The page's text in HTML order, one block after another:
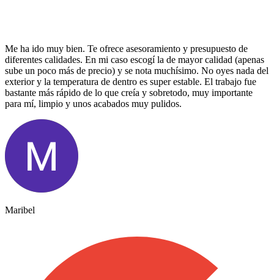
Me ha ido muy bien. Te ofrece asesoramiento y presupuesto de
diferentes calidades. En mi caso escogí la de mayor calidad (apenas
sube un poco más de precio) y se nota muchísimo. No oyes nada del
exterior y la temperatura de dentro es super estable. El trabajo fue
bastante más rápido de lo que creía y sobretodo, muy importante
para mí, limpio y unos acabados muy pulidos.
Maribel